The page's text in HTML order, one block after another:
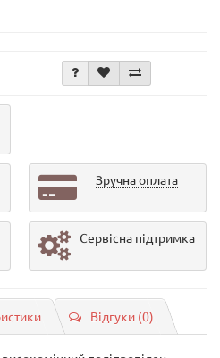
Зручна оплата
Сервісна підтримка
Відгуки (0)